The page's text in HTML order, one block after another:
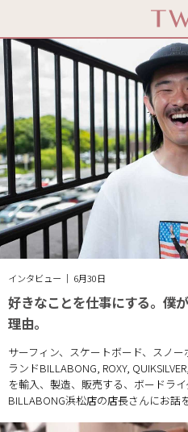
インタビュー ｜ 6月30日
好きなことを仕事にする。僕
理由。
サーフィン、スケートボード、スノ
ランドBILLABONG, ROXY,
を輸入、製造、販売する、ボードラ
BILLABONG浜松店の店長さんにお話